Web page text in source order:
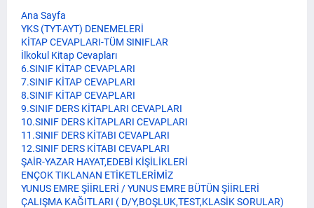
Ana Sayfa
YKS (TYT-AYT) DENEMELERİ
KİTAP CEVAPLARI-TÜM SINIFLAR
İlkokul Kitap Cevapları
6.SINIF KİTAP CEVAPLARI
7.SINIF KİTAP CEVAPLARI
8.SINIF KİTAP CEVAPLARI
9.SINIF DERS KİTAPLARI CEVAPLARI
10.SINIF DERS KİTAPLARI CEVAPLARI
11.SINIF DERS KİTABI CEVAPLARI
12.SINIF DERS KİTABI CEVAPLARI
ŞAİR-YAZAR HAYAT,EDEBİ KİŞİLİKLERİ
ENÇOK TIKLANAN ETİKETLERİMİZ
YUNUS EMRE ŞİİRLERİ / YUNUS EMRE BÜTÜN ŞİİRLERİ
ÇALIŞMA KAĞITLARI ( D/Y,BOŞLUK,TEST,KLASİK SORULAR)